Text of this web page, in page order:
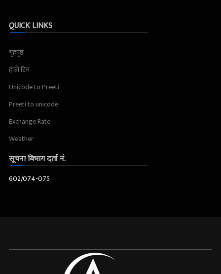
QUICK LINKS
गृहपृष्ठ
हाम्रो टिम
Unicode to Preeti
Preeti to unicode
Exchange Rate
Weather
सूचना बिभाग दर्ता नं.
602/074-075